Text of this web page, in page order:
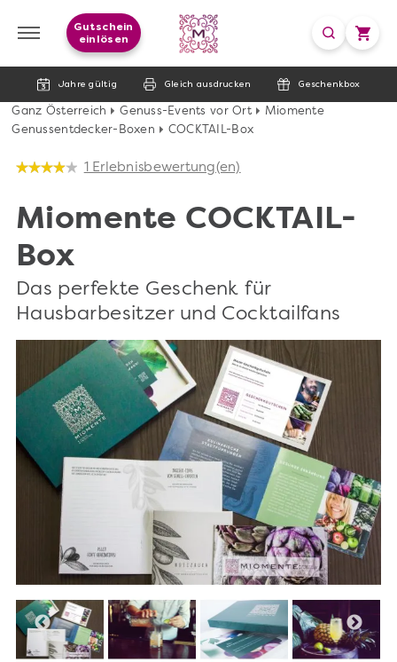
Jahre gültig Gleich ausdrucken Geschenkbox
Gutschein
einlösen
Ganz Österreich
Genuss-Events vor Ort
Genussentdecker-Boxen
Miomente
COCKTAIL-Box
1 Erlebnisbewertung(en)
Miomente COCKTAIL-
Box
Das perfekte Geschenk für
Hausbarbesitzer und Cocktailfans